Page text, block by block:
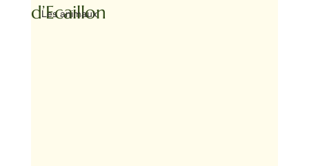
Les animaux
d’Ecaillon